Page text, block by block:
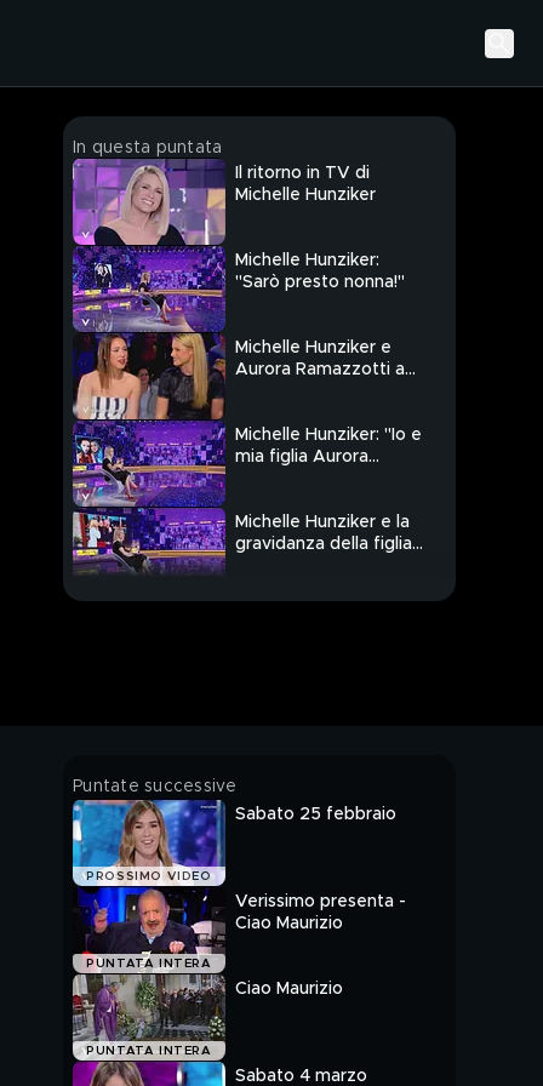
In questa puntata
Il ritorno in TV di
Michelle Hunziker
Michelle Hunziker:
"Sarò presto nonna!"
Michelle Hunziker e
Aurora Ramazzotti a
Michelle Hunziker: "Io e
mia figlia Aurora
Michelle Hunziker e la
gravidanza della figlia
rapporto con Tomaso
l'amore oggi
Show
"sorellanza" con le
Puntate successive
PROSSIMO VIDEO
Sabato 25 febbraio
PUNTATA INTERA
Verissimo presenta -
Ciao Maurizio
PUNTATA INTERA
Ciao Maurizio
Sabato 4 marzo